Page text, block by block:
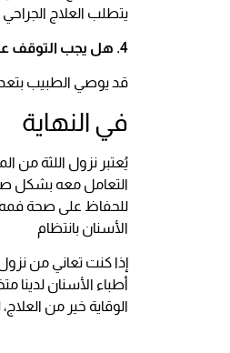
يتطلب العلاج
4. هل يجب التوقف عن استخدام التقويم إذا كان السبب نزول اللثة؟
قد يوصي الطبيب
في النهاية
يُعتبر نزول اللثة من
التعامل معه بشكل
للحفاظ على صحة فمه
الأسنان بانتظام
إذا كنت تعاني من
أطباء الأسنان
الوقاية خير من